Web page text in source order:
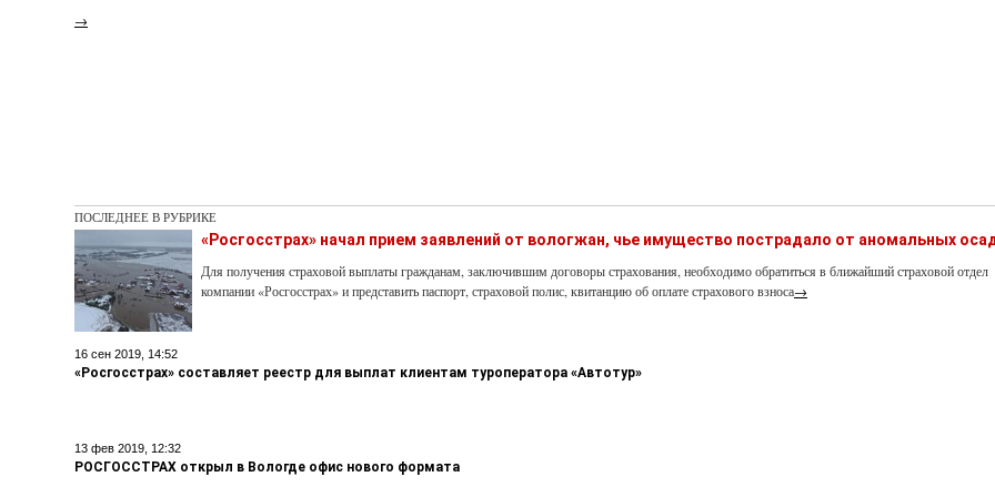
→
ПОСЛЕДНЕЕ В РУБРИКЕ
«Росгосстрах» начал прием заявлений от вологжан, чье имущество пострадало от аномальных
Для получения страховой выплаты гражданам, заключившим договоры страхования, необходимо обратиться в ближайший страховой отдел
компании «Росгосстрах» и представить паспорт, страховой полис, квитанцию об оплате страхового взноса→
16 сен 2019, 14:52
«Росгосстрах» составляет реестр для выплат клиентам туроператора «Автотур»
13 фев 2019, 12:32
РОСГОССТРАХ открыл в Вологде офис нового формата